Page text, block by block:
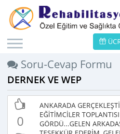
Soru-Cevap Formu
DERNEK VE WEP
0
ANKARADA
EĞİTİMCİLER
GÖRDÜ...GELEN